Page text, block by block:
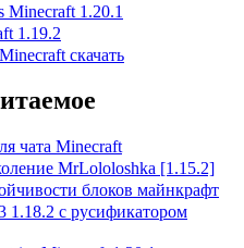
Minecraft 1.20.1
1.19.2
скачать
чата Minecraft
MrLololoshka [1.15.2]
блоков майнкрафт
1.18.2 с русификатором